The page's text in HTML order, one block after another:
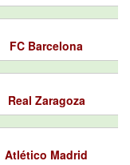
FC Barcelona
Real Zaragoza
Atlético Madrid